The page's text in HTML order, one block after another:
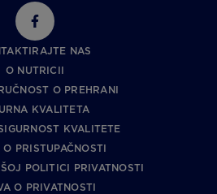
NAS
O NUTRICII
O PREHRANI
KVALITETA
KVALITETE
O PRISTUPAČNOSTI
POLITICI PRIVATNOSTI
O PRIVATNOSTI